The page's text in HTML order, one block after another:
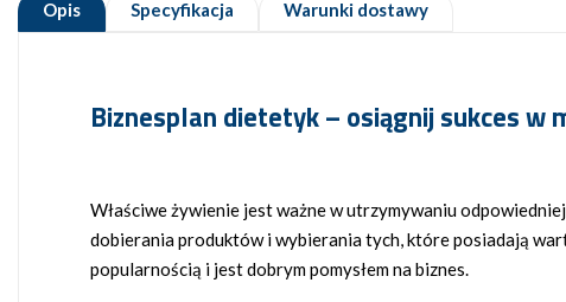
Opis Specyfikacja Warunki dostawy
Biznesplan dietetyk – osiągnij sukces w
Właściwe żywienie jest ważne w utrzymywaniu
dobierania produktów i wybierania tych, które posiadają
popularnością i jest dobrym pomysłem na biznes.